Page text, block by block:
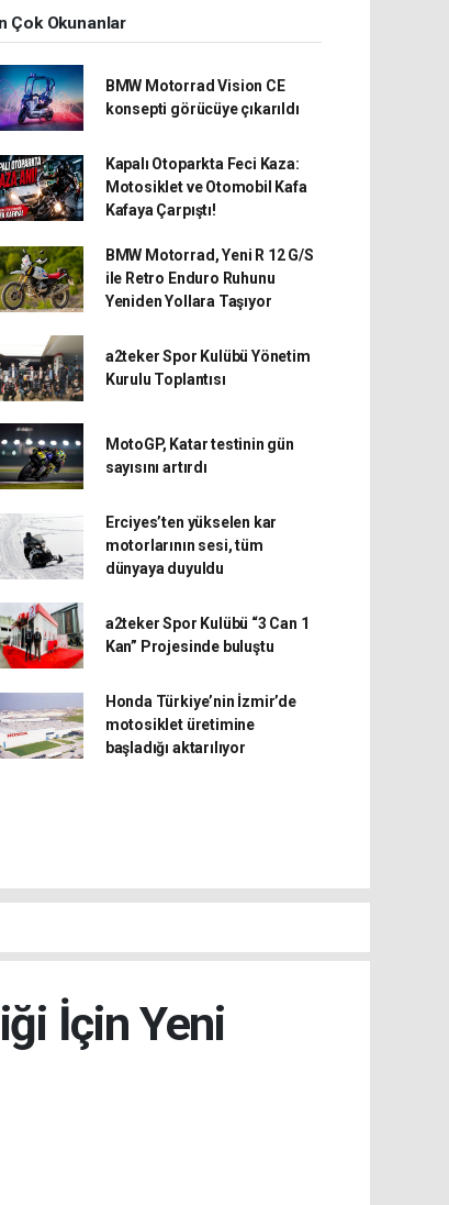
Çok Okunanlar
BMW Motorrad Vision CE
konsepti görücüye çıkarıldı
Kapalı Otoparkta Feci Kaza:
Motosiklet ve Otomobil Kafa
Kafaya Çarpıştı!
BMW Motorrad, Yeni R 12 G/S
ile Retro Enduro Ruhunu
Yeniden Yollara Taşıyor
a2teker Spor Kulübü Yönetim
Kurulu Toplantısı
MotoGP, Katar testinin gün
sayısını artırdı
Erciyes’ten yükselen kar
motorlarının sesi, tüm
dünyaya duyuldu
a2teker Spor Kulübü “3 Can 1
Kan” Projesinde buluştu
Honda Türkiye’nin İzmir’de
motosiklet üretimine
başladığı aktarılıyor
İçin Yeni